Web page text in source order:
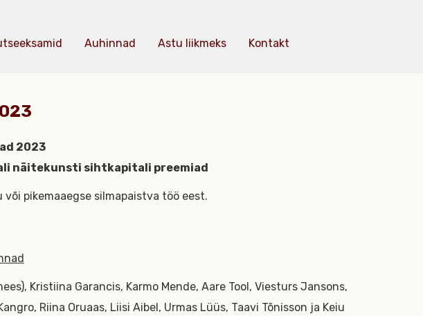
Auhinnad Astu liikmeks Kontakt
2023
näitekunsti sihtkapitali preemiad
pikemaaegse silmapaistva töö eest.
Kristiina Garancis, Karmo Mende, Aare Tool, Viesturs Jansons,
Riina Oruaas, Liisi Aibel, Urmas Lüüs, Taavi Tõnisson ja Keiu